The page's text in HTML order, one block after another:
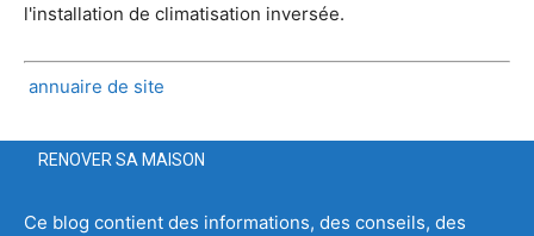
l'installation de climatisation inversée.
annuaire de site
RENOVER SA MAISON
Ce blog contient des informations, des conseils, des